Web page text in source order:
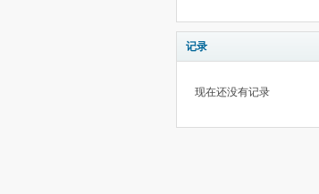
记录
现在还没有记录